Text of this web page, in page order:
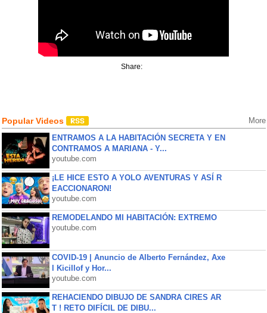
Share:
Popular Videos More
ENTRAMOS A LA HABITACIÓN SECRETA Y EN
CONTRAMOS A MARIANA - Y...
youtube.com
¡LE HICE ESTO A YOLO AVENTURAS Y ASÍ R
EACCIONARON!
youtube.com
REMODELANDO MI HABITACIÓN: EXTREMO
youtube.com
COVID-19 | Anuncio de Alberto Fernández, Axe
l Kicillof y Hor...
youtube.com
REHACIENDO DIBUJO DE SANDRA CIRES AR
T ! RETO DIFÍCIL DE DIBU...